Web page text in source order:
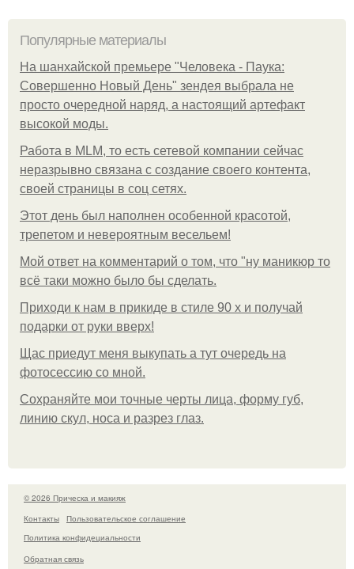
Популярные материалы
На шанхайской премьере "Человека - Паука:
Совершенно Новый День" зендея выбрала не
просто очередной наряд, а настоящий артефакт
высокой моды.
Работа в MLM, то есть сетевой компании сейчас
неразрывно связана с создание своего контента,
своей страницы в соц сетях.
Этот день был наполнен особенной красотой,
трепетом и невероятным весельем!
Мой ответ на комментарий о том, что "ну маникюр то
всё таки можно было бы сделать.
Приходи к нам в прикиде в стиле 90 х и получай
подарки от руки вверх!
Щас приедут меня выкупать а тут очередь на
фотосессию со мной.
Сохраняйте мои точные черты лица, форму губ,
линию скул, носа и разрез глаз.
© 2026 Прическа и макияж
Контакты
Пользовательское соглашение
Политика конфидециальности
Обратная связь